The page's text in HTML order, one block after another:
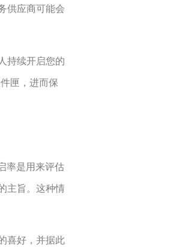
供应商可能会
持续开启您的
匣，进而保
率是用来评估
主旨。这种情
喜好，并据此